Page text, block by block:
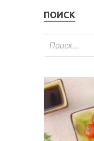
ПОИСК